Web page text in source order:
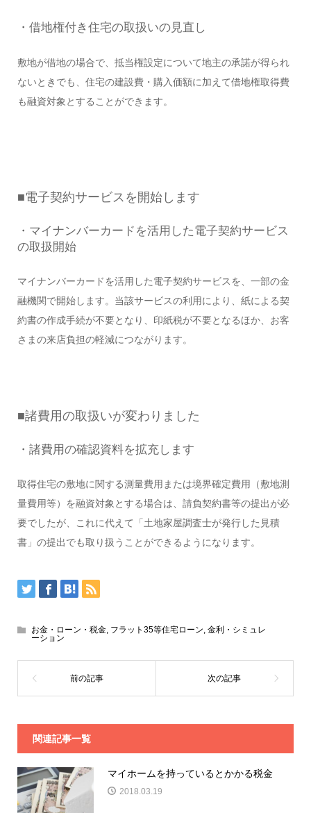
・借地権付き住宅の取扱いの見直し
敷地が借地の場合で、抵当権設定について地主の承諾が得られ
ないときでも、住宅の建設費・購入価額に加えて借地権取得費
も融資対象とすることができます。
■電子契約サービスを開始します
・マイナンバーカードを活用した電子契約サービス
の取扱開始
マイナンバーカードを活用した電子契約サービスを、一部の金
融機関で開始します。当該サービスの利用により、紙による契
約書の作成手続が不要となり、印紙税が不要となるほか、お客
さまの来店負担の軽減につながります。
■諸費用の取扱いが変わりました
・諸費用の確認資料を拡充します
取得住宅の敷地に関する測量費用または境界確定費用（敷地測
量費用等）を融資対象とする場合は、請負契約書等の提出が必
要でしたが、これに代えて「土地家屋調査士が発行した見積
書」の提出でも取り扱うことができるようになります。
お金・ローン・税金, フラット35等住宅ローン, 金利・シミュレ
ーション
関連記事一覧
マイホームを持っているとかかる税金
2018.03.19